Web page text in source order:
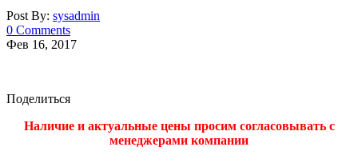
Post By: sysadmin
0 Comments
Фев 16, 2017
Поделиться
Наличие и актуальные цены просим согласовывать с
менеджерами компании